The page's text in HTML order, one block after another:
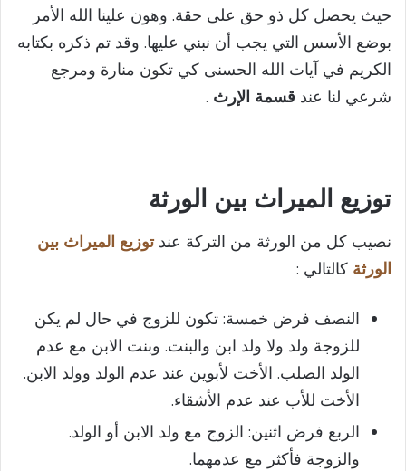
حيث يحصل كل ذو حق على حقة. وهون علينا الله الأمر
بوضع الأسس التي يجب أن نبني عليها. وقد تم ذكره بكتابه
الكريم في آيات الله الحسنى كي تكون منارة ومرجع
شرعي لنا عند قسمة الإرث .
توزيع الميراث بين الورثة
نصيب كل من الورثة من التركة عندتوزيع الميراث بين
الورثة كالتالي :
النصف فرض خمسة: تكون للزوج في حال لم يكن
للزوجة ولد ولا ولد ابن والبنت. وبنت الابن مع عدم
الولد الصلب. الأخت لأبوين عند عدم الولد وولد الابن.
الأخت للأب عند عدم الأشقاء.
الربع فرض اثنين: الزوج مع ولد الابن أو الولد.
والزوجة فأكثر مع عدمهما.